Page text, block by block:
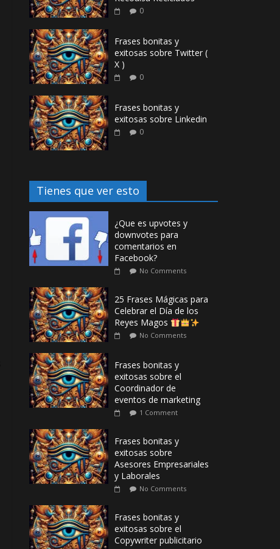
0
Frases bonitas y
exitosas sobre Twitter (
X )
0
Frases bonitas y
exitosas sobre Linkedin
0
Tienes que ver esto
¿Que es upvotes y
downvotes para
comentarios en
Facebook?
No Comments
25 Frases Mágicas para
Celebrar el Día de los
Reyes Magos
No Comments
Frases bonitas y
exitosas sobre el
Coordinador de
eventos de marketing
1 Comment
Frases bonitas y
exitosas sobre
Asesores Empresariales
y Laborales
No Comments
Frases bonitas y
exitosas sobre el
Copywriter publicitario